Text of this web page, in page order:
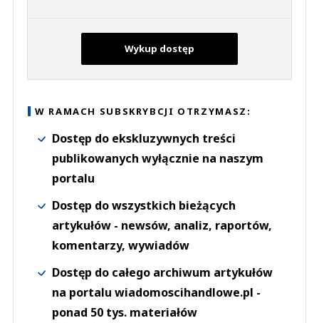
Wykup dostęp
W RAMACH SUBSKRYBCJI OTRZYMASZ:
Dostęp do ekskluzywnych treści
publikowanych wyłącznie na naszym
portalu
Dostęp do wszystkich bieżących
artykułów - newsów, analiz, raportów,
komentarzy, wywiadów
Dostęp do całego archiwum artykułów
na portalu wiadomoscihandlowe.pl -
ponad 50 tys. materiałów